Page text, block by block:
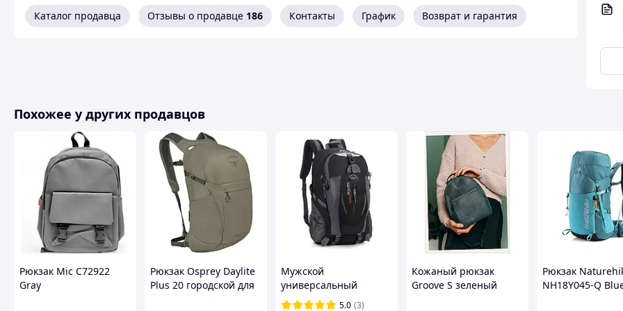
Каталог продавца Отзывы о продавце 186 Контакты График Возврат и гарантия
Похожее у других продавцов
Рюкзак Mic C72922
Gray
Рюкзак Osprey Daylite
Plus 20 городской для
Мужской
универсальный
рюкзак / Городской
5.0 (3)
Кожаный рюкзак
Groove S зеленый
Рюкзак
NH18Y045-Q